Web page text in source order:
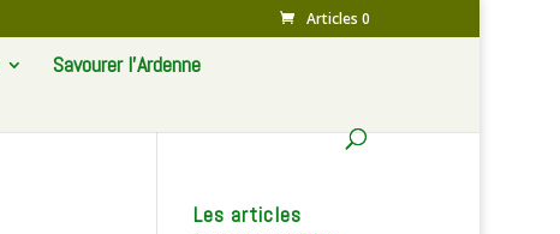
Articles 0
Savourer l’Ardenne
Les articles